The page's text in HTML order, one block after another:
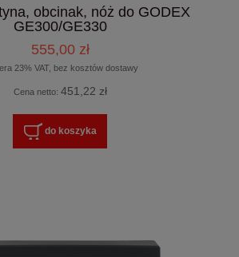
obcinak, nóż do GODEX
GE300/GE330
555,00 zł
23% VAT, bez kosztów dostawy
Cena netto: 451,22 zł
do koszyka